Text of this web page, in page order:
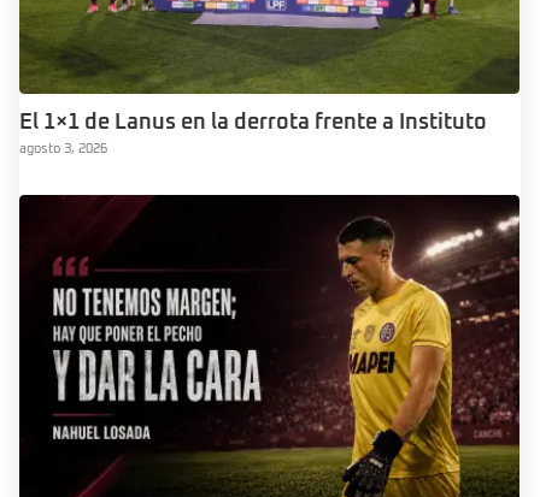
El 1×1 de Lanus en la derrota frente a Instituto
agosto 3, 2026